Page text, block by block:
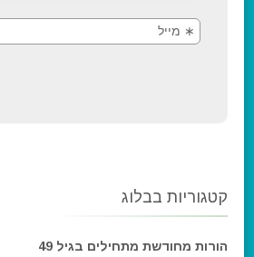
קטגוריות בבלוג
הורות מחודשת מתחילים בגיל 49